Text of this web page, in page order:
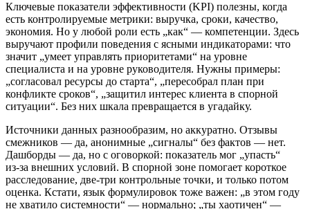
Ключевые показатели эффективности (KPI) полезны, когда
есть контролируемые метрики: выручка, сроки, качество,
экономия. Но у любой роли есть „как“ — компетенции. Здесь
выручают профили поведения с ясными индикаторами: что
значит „умеет управлять приоритетами“ на уровне
специалиста и на уровне руководителя. Нужны примеры:
„согласовал ресурсы до старта“, „пересобрал план при
конфликте сроков“, „защитил интерес клиента в спорной
ситуации“. Без них шкала превращается в угадайку.
Источники данных разнообразим, но аккуратно. Отзывы
смежников — да, анонимные „сигналы“ без фактов — нет.
Дашборды — да, но с оговоркой: показатель мог „упасть“
из‑за внешних условий. В спорной зоне помогает короткое
расследование, две-три контрольные точки, и только потом
оценка. Кстати, язык формулировок тоже важен: „в этом году
не хватило системности“ — нормально; „ты хаотичен“ —